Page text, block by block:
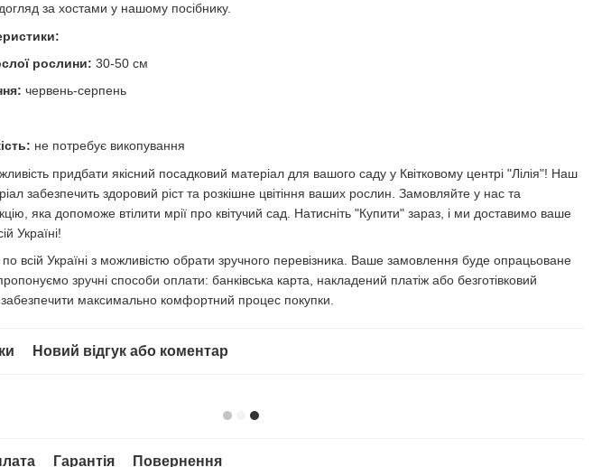
за хостами у нашому посібнику.
рослини: 30-50 см
червень-серпень
не потребує викопування
придбати якісний посадковий матеріал для вашого саду у Квітковому центрі "Лілія"! Наш
забезпечить здоровий ріст та розкішне цвітіння ваших рослин. Замовляйте у нас та
яка допоможе втілити мрії про квітучий сад. Натисніть "Купити" зараз, і ми доставимо ваше
Україні!
всій Україні з можливістю обрати зручного перевізника. Ваше замовлення буде опрацьоване
зручні способи оплати: банківська карта, накладений платіж або безготівковий
максимально комфортний процес покупки.
Новий відгук або коментар
Гарантія Повернення